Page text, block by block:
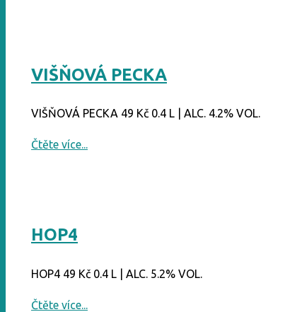
VIŠŇOVÁ PECKA
VIŠŇOVÁ PECKA 49 Kč 0.4 L | ALC. 4.2% VOL.
Čtěte více...
HOP4
HOP4 49 Kč 0.4 L | ALC. 5.2% VOL.
Čtěte více...